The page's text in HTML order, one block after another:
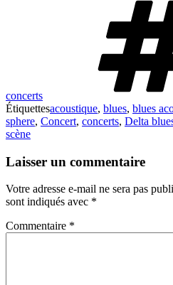
concerts
Étiquettesacoustique, blues, blues
sphere, Concert, concerts, Delta
scène
Laisser un commentaire
Votre adresse e-mail ne sera pas
sont indiqués avec *
Commentaire *